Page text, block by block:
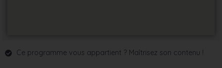
Ce programme vous appartient ? Maîtrisez son contenu !